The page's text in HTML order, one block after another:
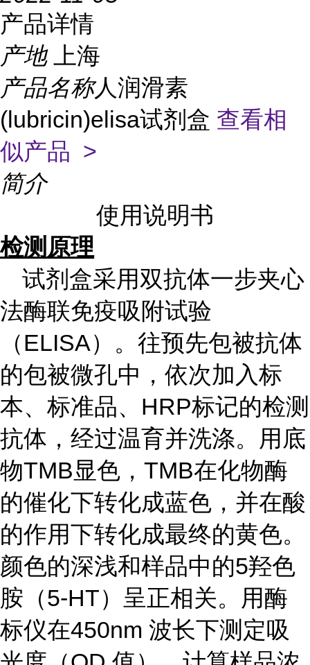
产品详情
产地
上海
产品名称人润滑素
(lubricin)elisa试剂盒 查看相
似产品 >
简介
使用说明书
检测原理
试剂盒采用双抗体一步夹心
法酶联免疫吸附试验
（ELISA）。往预先包被抗体
的包被微孔中，依次加入标
本、标准品、HRP标记的检测
抗体，经过温育并洗涤。用底
物TMB显色，TMB在化物酶
的催化下转化成蓝色，并在酸
的作用下转化成最终的黄色。
颜色的深浅和样品中的5羟色
胺（5-HT）呈正相关。用酶
标仪在450nm 波长下测定吸